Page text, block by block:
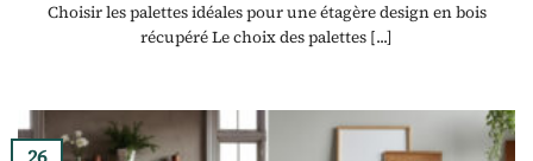
Choisir les palettes idéales pour une étagère design en bois
récupéré Le choix des palettes [...]